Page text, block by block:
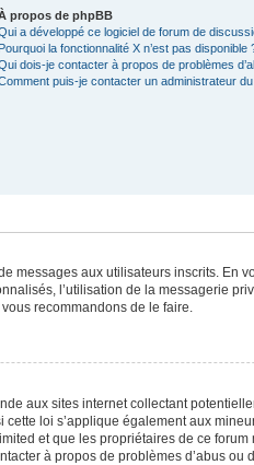
propos de phpBB
a développé ce logiciel de forum de
Pourquoi la fonctionnalité X n’est pas disponible
dois-je contacter à propos de problèmes
puis-je contacter un administrateur
messages aux utilisateurs inscrits. En
l’utilisation de la messagerie
recommandons de le faire.
aux sites internet collectant
loi s’applique également aux
et que les propriétaires de ce
à propos de problèmes d’abus ou